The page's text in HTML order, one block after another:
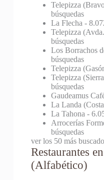
Telepizza
búsquedas
La Flecha -
Telepizza
búsquedas
Los Borrachos
búsquedas
Telepizza
Telepizza
búsquedas
Gaudeamus
La Landa
La Tahona -
Arrocerías
búsquedas
ver los 50 más
Restaurantes
(Alfabético)